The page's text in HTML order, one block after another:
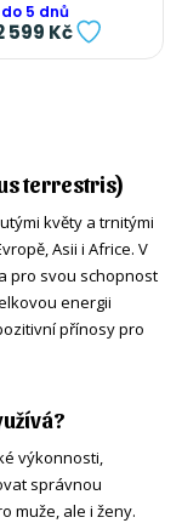
5 dnů
599 Kč
terrestris)
květy a trnitými
Asii i Africe. V
pro svou schopnost
energii
přínosy pro
výkonnosti,
správnou
muže, ale i ženy.